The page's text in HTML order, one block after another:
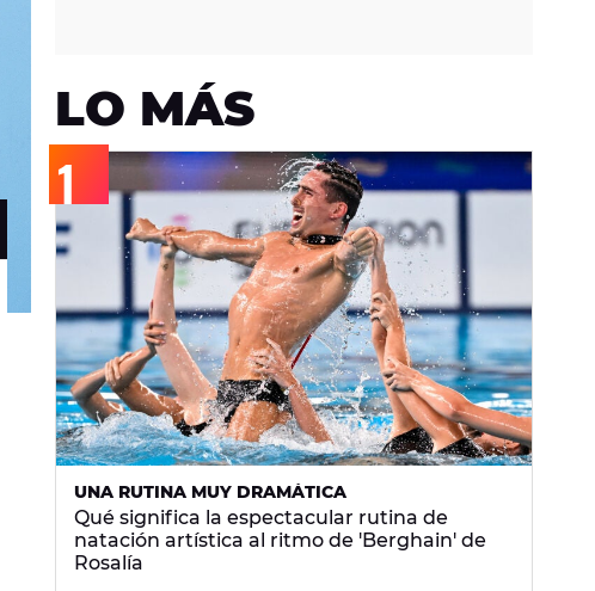
LO MÁS
UNA RUTINA MUY DRAMÁTICA
Qué significa la espectacular rutina de
natación artística al ritmo de 'Berghain' de
Rosalía